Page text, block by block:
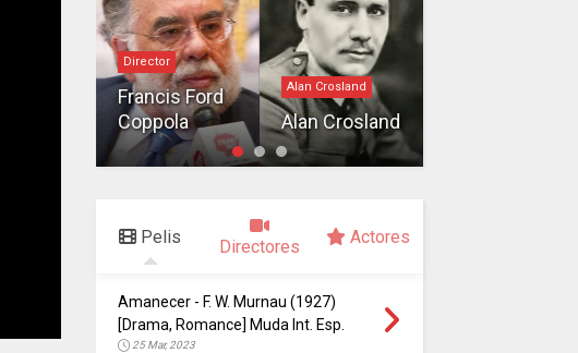
Director
Francis Ford
Coppola
Alan Crosland
Alan Crosland
Pelis Directores Actores
Amanecer - F. W. Murnau (1927)
[Drama, Romance] Muda Int. Esp.
25 Mar, 2023